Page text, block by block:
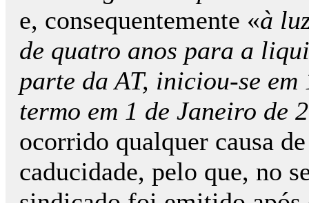
e, consequentemente «à
de quatro anos para a
parte da AT, iniciou-se
termo em 1 de Janeiro de
ocorrido qualquer causa
caducidade, pelo que, no